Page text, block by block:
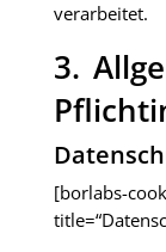
verarbeitet.
3.
[borlabs-